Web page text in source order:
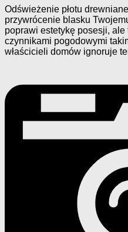
Odświeżenie płotu
przywrócenie blasku
poprawi estetykę posesji,
czynnikami pogodowymi
właścicieli domów ignoruje